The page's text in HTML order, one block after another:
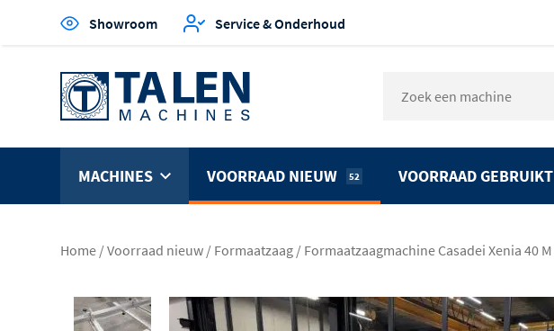
Showroom Service & Onderhoud
MACHINES VOORRAAD NIEUW 52 VOORRAAD GEBRUIKT
Home /Voorraad nieuw / Formaatzaag / Formaatzaagmachine Casadei Xenia 40 M